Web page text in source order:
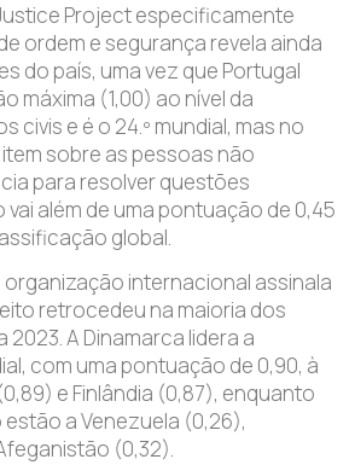
Project especificamente
ordem e segurança revela ainda
do país, uma vez que Portugal
máxima (1,00) ao nível da
civis e é o 24.º mundial, mas no
sobre as pessoas não
para resolver questões
além de uma pontuação de 0,45
global.
organização internacional assinala
retrocedeu na maioria dos
A Dinamarca lidera a
com uma pontuação de 0,90, à
e Finlândia (0,87), enquanto
a Venezuela (0,26),
(0,32).